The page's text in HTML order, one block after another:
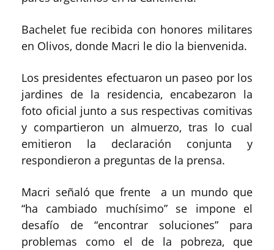
Bachelet fue recibida con honores militares
en Olivos, donde Macri le dio la bienvenida.
Los presidentes efectuaron un paseo por los
jardines de la residencia, encabezaron la
foto oficial junto a sus respectivas comitivas
y compartieron un almuerzo, tras lo cual
emitieron la declaración conjunta y
respondieron a preguntas de la prensa.
Macri señaló que frente a un mundo que
“ha cambiado muchísimo” se impone el
desafío de “encontrar soluciones” para
problemas como el de la pobreza, que